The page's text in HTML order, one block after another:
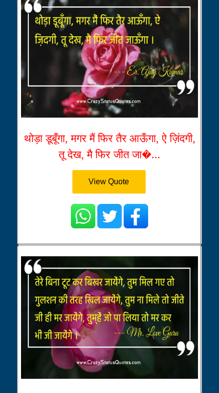
थोड़ा डूबूँगा, मगर मैं फिर तैर आऊँगा, ऐ ज़िंदगी,
तू देख, मै फिर जीत जा�...
View Quote